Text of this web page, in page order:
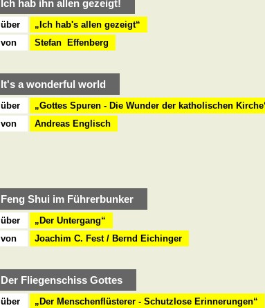
Ich hab ihn allen gezeigt!
über
„Ich hab's allen gezeigt“
von
Stefan Effenberg
It's a wonderful world
über
„Gottes Spuren - Die Wunder der katholischen
von
Andreas Englisch
Feng Shui im Führerbunker
über
„Der Untergang“
von
Joachim C. Fest / Bernd Eichinger
Der Fliegenschiss Gottes
über
„Der Menschenflüsterer - Schutzlose Erinnerungen“